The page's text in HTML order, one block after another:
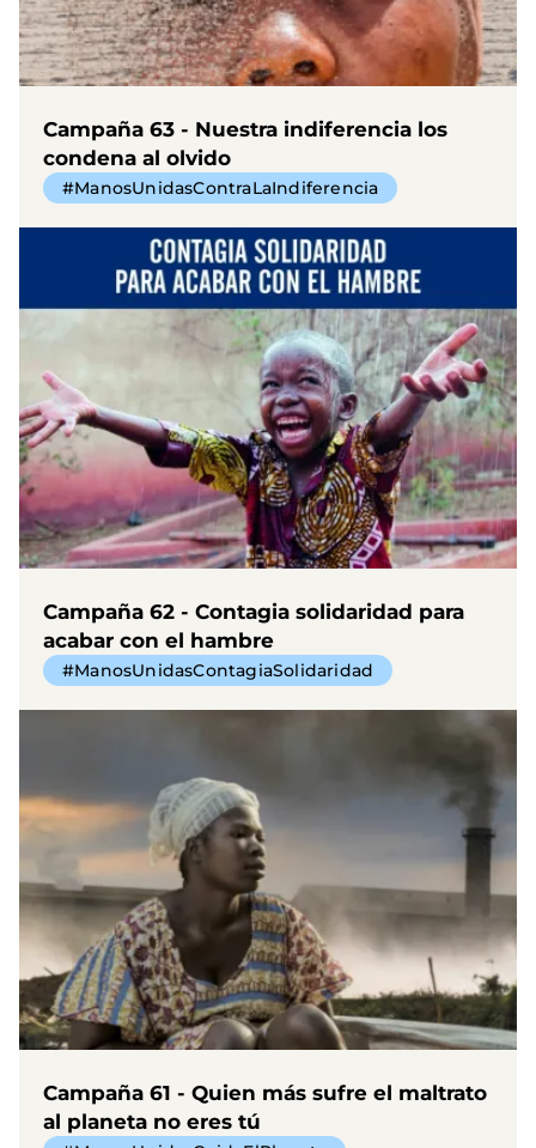
Campaña 63 - Nuestra indiferencia los
condena al olvido
#ManosUnidasContraLaIndiferencia
Campaña 62 - Contagia solidaridad para
acabar con el hambre
#ManosUnidasContagiaSolidaridad
Campaña 61 - Quien más sufre el maltrato
al planeta no eres tú